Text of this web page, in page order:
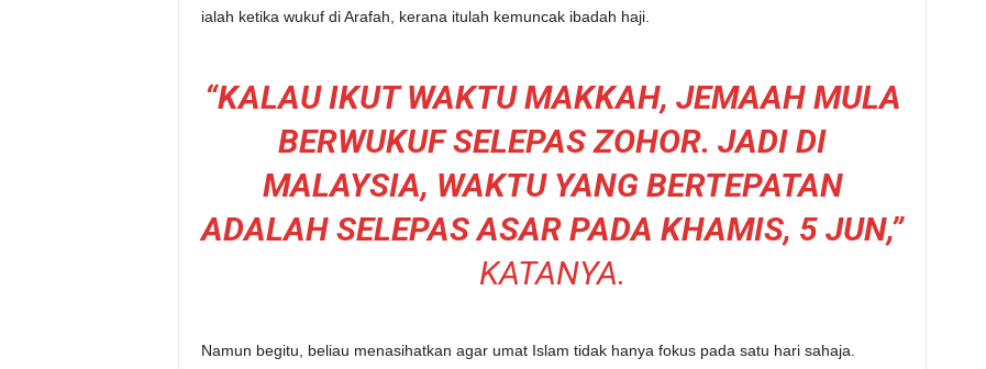
ialah ketika wukuf di Arafah, kerana itulah kemuncak ibadah haji.
“KALAU IKUT WAKTU MAKKAH, JEMAAH MULA
BERWUKUF SELEPAS ZOHOR. JADI DI
MALAYSIA, WAKTU YANG BERTEPATAN
ADALAH SELEPAS ASAR PADA KHAMIS, 5 JUN,”
KATANYA.
Namun begitu, beliau menasihatkan agar umat Islam tidak hanya fokus pada satu hari sahaja.